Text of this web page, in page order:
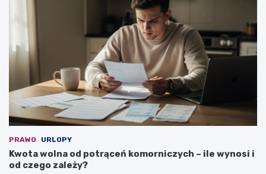
PRAWO URLOPY
Kwota wolna od potrąceń komorniczych – ile wynosi i
od czego zależy?